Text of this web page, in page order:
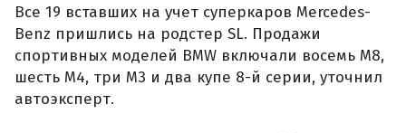
Все 19 вставших на учет суперкаров Mercedes-
Benz пришлись на родстер SL. Продажи
спортивных моделей BMW включали восемь M8,
шесть M4, три M3 и два купе 8-й серии, уточнил
автоэксперт.